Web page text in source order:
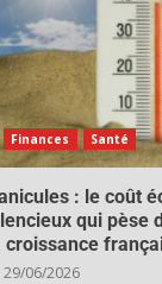
Finances Santé
: le coût
qui pèse
croissance
29/06/2026